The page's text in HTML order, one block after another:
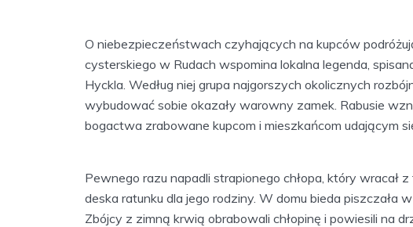
O niebezpieczeństwach czyhających na kupców
cysterskiego w Rudach wspomina lokalna legenda,
Hyckla. Według niej grupa najgorszych okolicznych
wybudować sobie okazały warowny zamek. Rabusie
bogactwa zrabowane kupcom i mieszkańcom udającym
Pewnego razu napadli strapionego chłopa, który wracał
deska ratunku dla jego rodziny. W domu bieda piszczała w
Zbójcy z zimną krwią obrabowali chłopinę i powiesili na